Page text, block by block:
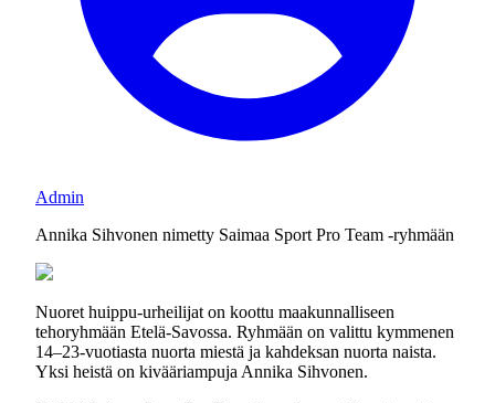
Admin
Annika Sihvonen nimetty Saimaa Sport Pro Team -ryhmään
Nuoret huippu-urheilijat on koottu maakunnalliseen
tehoryhmään Etelä-Savossa. Ryhmään on valittu kymmenen
14–23-vuotiasta nuorta miestä ja kahdeksan nuorta naista.
Yksi heistä on kivääriampuja Annika Sihvonen.